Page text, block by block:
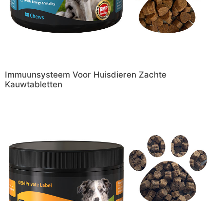
Immuunsysteem Voor Huisdieren Zachte
Kauwtabletten